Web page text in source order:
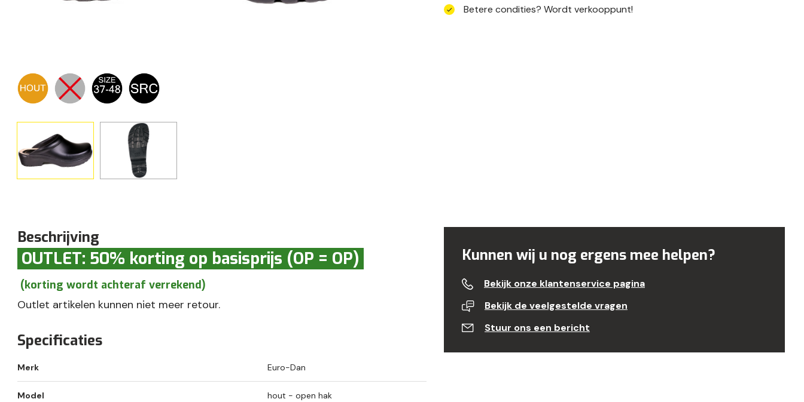
Betere condities? Wordt verkooppunt!
Beschrijving
OUTLET: 50% korting op basisprijs (OP = OP)
(korting wordt achteraf verrekend)
Outlet artikelen kunnen niet meer retour.
Specificaties
Merk Euro-Dan
Model hout - open hak
Kunnen wij u nog ergens mee helpen?
Bekijk onze klantenservice pagina
Bekijk de veelgestelde vragen
Stuur ons een bericht